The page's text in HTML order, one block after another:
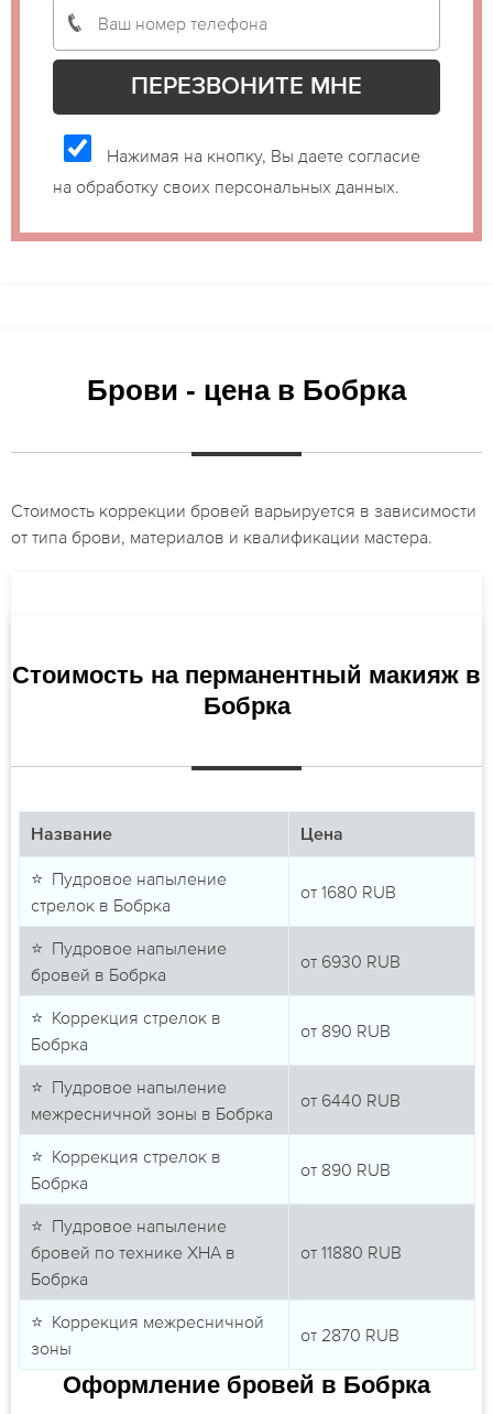
Нажимая на кнопку, Вы даете согласие
на обработку своих персональных данных.
Брови - цена в Бобрка
Стоимость коррекции бровей варьируется в зависимости
от типа брови, материалов и квалификации мастера.
Стоимость на перманентный макияж в
Бобрка
Название Цена
⭐ Пудровое напыление
стрелок в Бобрка
от 1680 RUB
⭐ Пудровое напыление
бровей в Бобрка
от 6930 RUB
⭐ Коррекция стрелок в
Бобрка
от 890 RUB
⭐ Пудровое напыление
межресничной зоны в Бобрка
от 6440 RUB
⭐ Коррекция стрелок в
Бобрка
от 890 RUB
⭐ Пудровое напыление
бровей по технике ХНА в
Бобрка
от 11880 RUB
⭐ Коррекция межресничной
зоны
от 2870 RUB
Оформление бровей в Бобрка